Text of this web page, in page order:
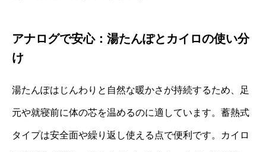
アナログで安心：湯たんぽとカイロの使い分
け
湯たんぽはじんわりと自然な暖かさが持続するため、足
元や就寝前に体の芯を温めるのに適しています。蓄熱式
タイプは安全面や繰り返し使える点で便利です。カイロ